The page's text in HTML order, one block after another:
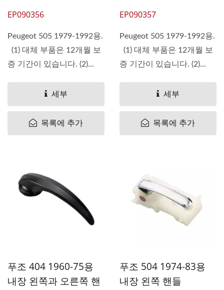
EP090356
Peugeot 505 1979-1992용.
(1) 대체 부품은 12개월 보
증 기간이 있습니다. (2)...
세부
목록에 추가
EP090357
Peugeot 505 1979-1992용.
(1) 대체 부품은 12개월 보
증 기간이 있습니다. (2)...
세부
목록에 추가
푸조 404 1960-75용
내장 왼쪽과 오른쪽 핸
푸조 504 1974-83용
내장 왼쪽 핸들